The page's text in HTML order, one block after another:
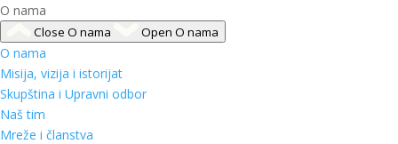
O nama
Close O nama Open O nama
O nama
Misija, vizija i istorijat
Skupština i Upravni odbor
Naš tim
Mreže i članstva